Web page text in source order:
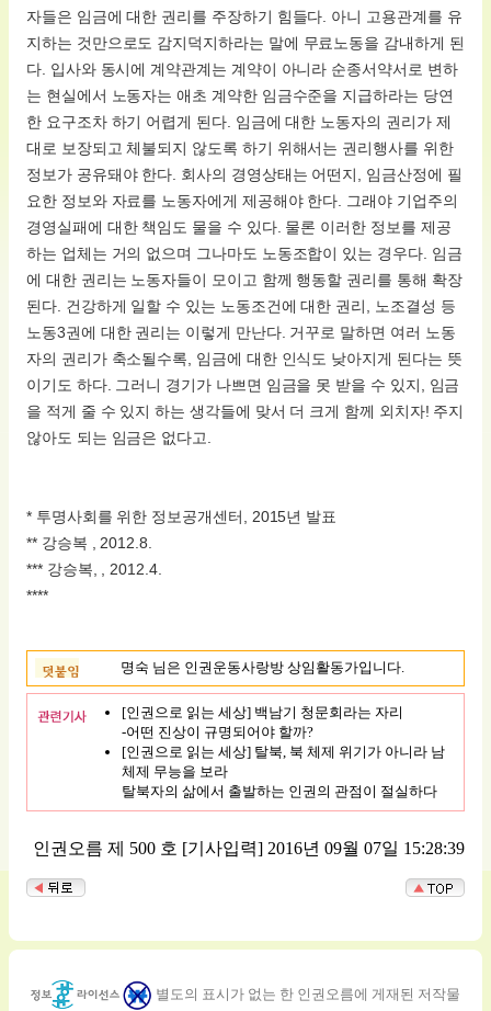
자들은 임금에 대한 권리를 주장하기 힘들다. 아니 고용관계를 유
지하는 것만으로도 감지덕지하라는 말에 무료노동을 감내하게 된
다. 입사와 동시에 계약관계는 계약이 아니라 순종서약서로 변하
는 현실에서 노동자는 애초 계약한 임금수준을 지급하라는 당연
한 요구조차 하기 어렵게 된다. 임금에 대한 노동자의 권리가 제
대로 보장되고 체불되지 않도록 하기 위해서는 권리행사를 위한
정보가 공유돼야 한다. 회사의 경영상태는 어떤지, 임금산정에 필
요한 정보와 자료를 노동자에게 제공해야 한다. 그래야 기업주의
경영실패에 대한 책임도 물을 수 있다. 물론 이러한 정보를 제공
하는 업체는 거의 없으며 그나마도 노동조합이 있는 경우다. 임금
에 대한 권리는 노동자들이 모이고 함께 행동할 권리를 통해 확장
된다. 건강하게 일할 수 있는 노동조건에 대한 권리, 노조결성 등
노동3권에 대한 권리는 이렇게 만난다. 거꾸로 말하면 여러 노동
자의 권리가 축소될수록, 임금에 대한 인식도 낮아지게 된다는 뜻
이기도 하다. 그러니 경기가 나쁘면 임금을 못 받을 수 있지, 임금
을 적게 줄 수 있지 하는 생각들에 맞서 더 크게 함께 외치자! 주지
않아도 되는 임금은 없다고.
* 투명사회를 위한 정보공개센터, 2015년 발표
** 강승복 , 2012.8.
*** 강승복, , 2012.4.
****
명숙 님은 인권운동사랑방 상임활동가입니다.
[인권으로 읽는 세상] 백남기 청문회라는 자리
-어떤 진상이 규명되어야 할까?
[인권으로 읽는 세상] 탈북, 북 체제 위기가 아니라 남
체제 무능을 보라
탈북자의 삶에서 출발하는 인권의 관점이 절실하다
인권오름 제 500 호 [기사입력] 2016년 09월 07일 15:28:39
별도의 표시가 없는 한 인권오름에 게재된 저작물